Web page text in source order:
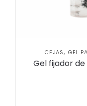
CEJAS, GEL
Gel fijador de